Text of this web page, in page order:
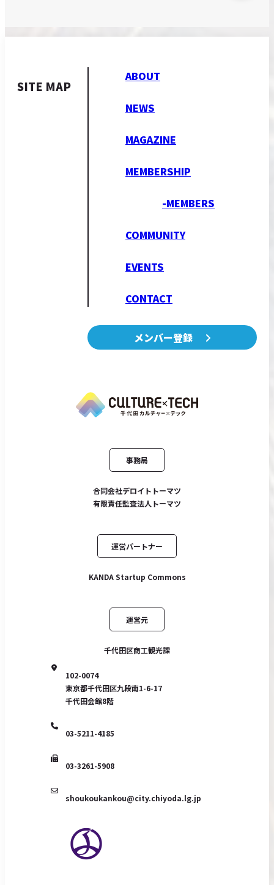
SITE MAP
ABOUT
NEWS
MAGAZINE
MEMBERSHIP
-MEMBERS
COMMUNITY
EVENTS
CONTACT
メンバー登録
事務局
合同会社デロイトトーマツ
有限責任監査法人トーマツ
運営パートナー
KANDA Startup Commons
運営元
千代田区商工観光課
102-0074
東京都千代田区九段南1-6-17
千代田会館8階
03-5211-4185
03-3261-5908
shoukoukankou@city.chiyoda.lg.jp